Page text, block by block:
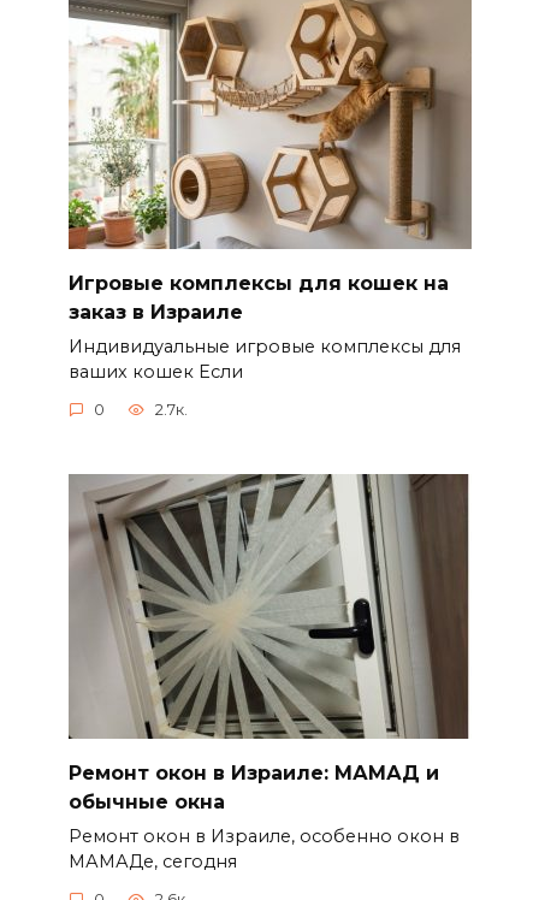
Игровые комплексы для кошек на
заказ в Израиле
Индивидуальные игровые комплексы для
ваших кошек Если
0 2.7к.
Ремонт окон в Израиле: МАМАД и
обычные окна
Ремонт окон в Израиле, особенно окон в
МАМАДе, сегодня